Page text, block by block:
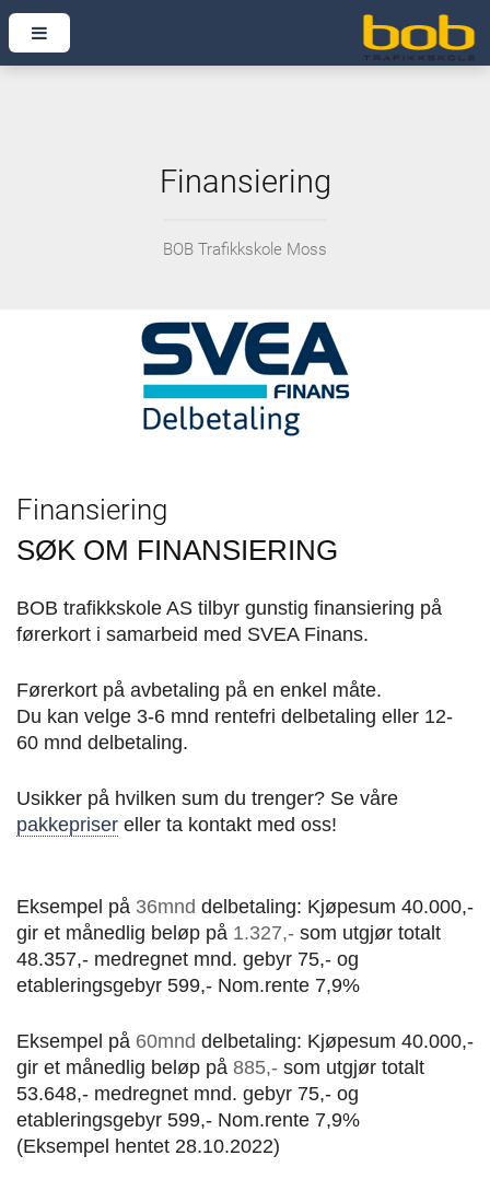
Finansiering
BOB Trafikkskole Moss
Finansiering
SØK OM FINANSIERING
BOB trafikkskole AS tilbyr gunstig finansiering på
førerkort i samarbeid med SVEA Finans.
Førerkort på avbetaling på en enkel måte.
Du kan velge 3-6 mnd rentefri delbetaling eller 12-
60 mnd delbetaling.
Usikker på hvilken sum du trenger? Se våre
pakkeprisereller ta kontakt med oss!
Eksempel på 36mnd delbetaling: Kjøpesum 40.000,-
gir et månedlig beløp på 1.327,-som utgjør totalt
48.357,- medregnet mnd. gebyr 75,- og
etableringsgebyr 599,- Nom.rente 7,9%
Eksempel på 60mnd delbetaling: Kjøpesum 40.000,-
gir et månedlig beløp på 885,-som utgjør totalt
53.648,- medregnet mnd. gebyr 75,- og
etableringsgebyr 599,- Nom.rente 7,9%
(Eksempel hentet 28.10.2022)